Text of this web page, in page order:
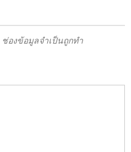
ช่องข้อมูลจำเป็นถูกทำ